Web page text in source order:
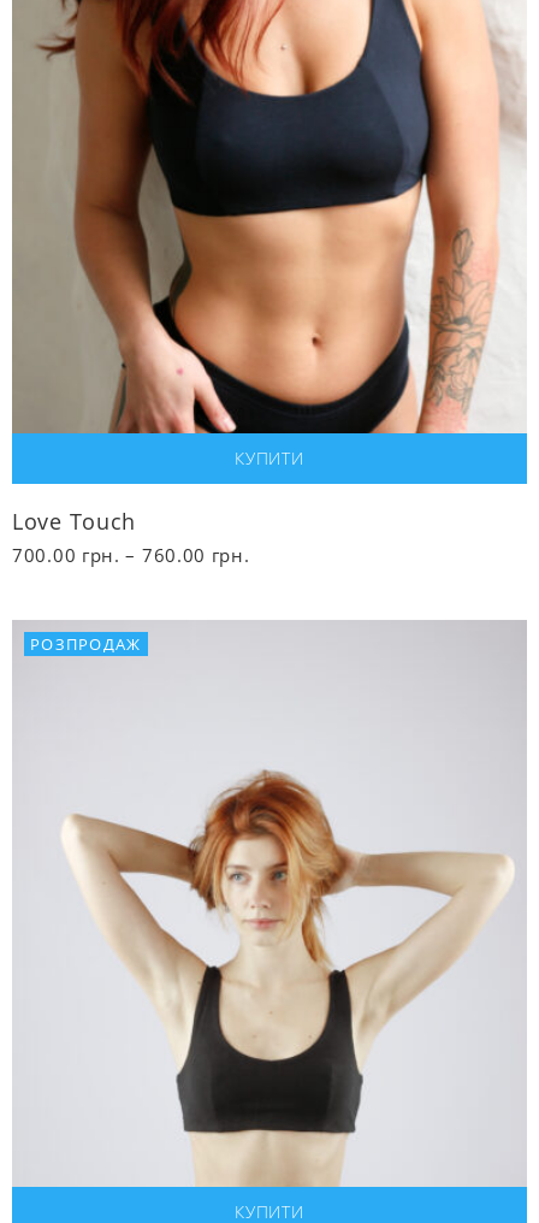
Love Touch
700.00 грн. – 760.00 грн.
від
РОЗПРОДАЖ